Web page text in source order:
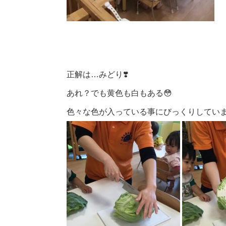
正解は…みどり❣️
あれ？でも黄色も白もある😳
色々な色が入っている事にびっくりしてい